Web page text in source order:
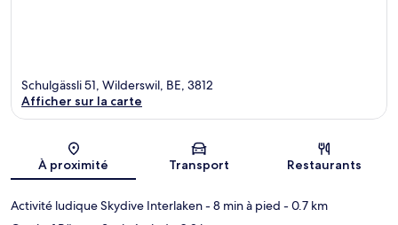
Carte
Schulgässli 51, Wilderswil, BE, 3812
Afficher sur la carte
À proximité Transport Restaurants
Activité ludique Skydive Interlaken- 8 min à pied - 0.7 km